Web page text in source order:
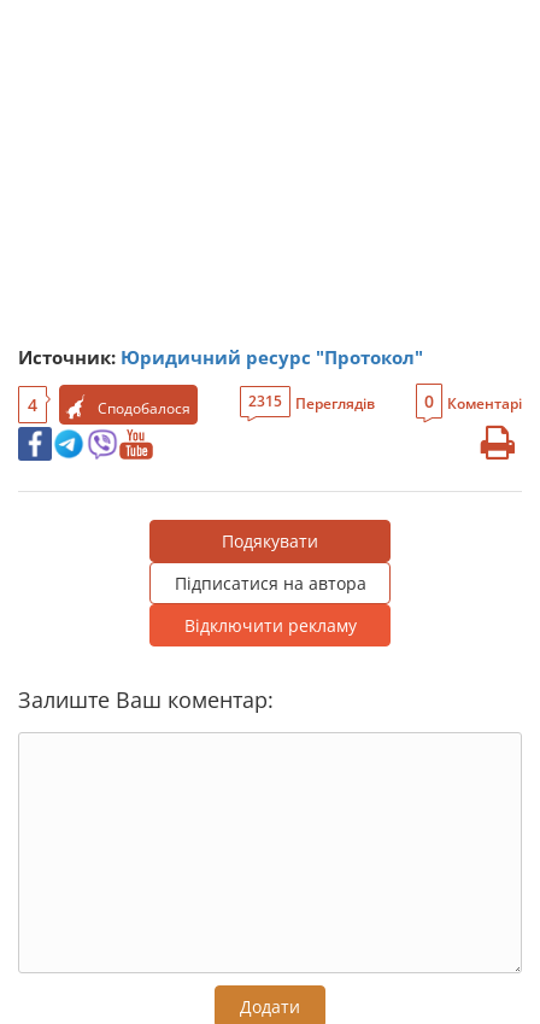
Источник: Юридичний ресурс "Протокол"
4 Сподобалося 2315 Переглядів 0 Коментарі
Подякувати
Підписатися на автора
Відключити рекламу
Залиште Ваш коментар:
Додати